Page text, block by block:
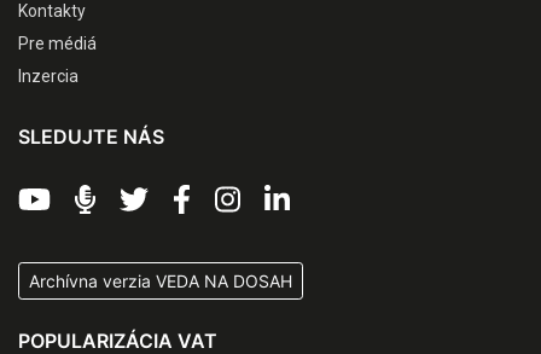
Kontakty
Pre médiá
Inzercia
SLEDUJTE NÁS
Archívna verzia VEDA NA DOSAH
POPULARIZÁCIA VAT